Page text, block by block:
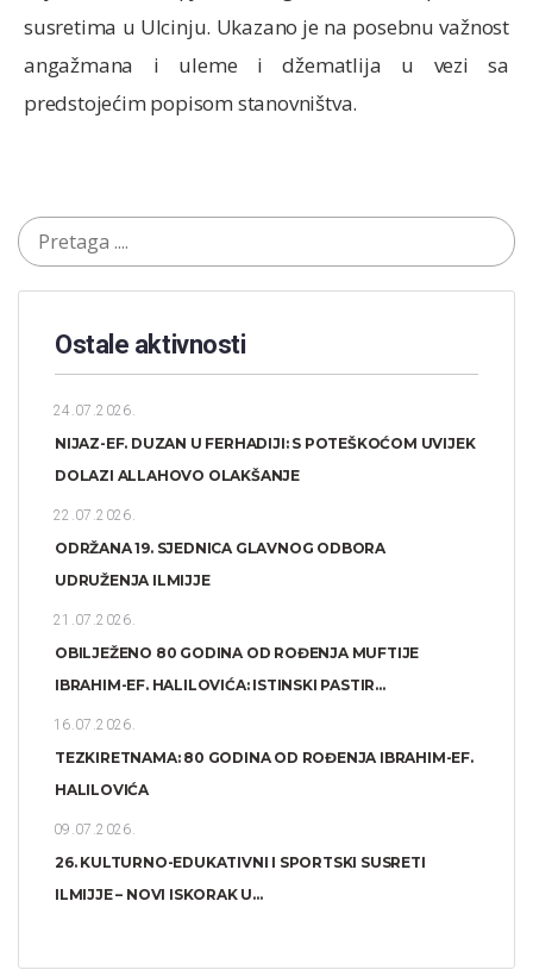
susretima u Ulcinju. Ukazano je na posebnu važnost
angažmana i uleme i džematlija u vezi sa
predstojećim popisom stanovništva.
Ostale aktivnosti
24.07.2026.
NIJAZ-EF. DUZAN U FERHADIJI: S POTEŠKOĆOM UVIJEK
DOLAZI ALLAHOVO OLAKŠANJE
22.07.2026.
ODRŽANA 19. SJEDNICA GLAVNOG ODBORA
UDRUŽENJA ILMIJJE
21.07.2026.
OBILJEŽENO 80 GODINA OD ROĐENJA MUFTIJE
IBRAHIM-EF. HALILOVIĆA: ISTINSKI PASTIR...
16.07.2026.
TEZKIRETNAMA: 80 GODINA OD ROĐENJA IBRAHIM-EF.
HALILOVIĆA
09.07.2026.
26. KULTURNO-EDUKATIVNI I SPORTSKI SUSRETI
ILMIJJE – NOVI ISKORAK U...